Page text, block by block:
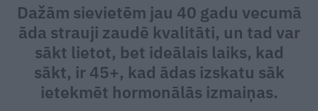
Dažām sievietēm jau 40 gadu vecumā
āda strauji zaudē kvalitāti, un tad var
sākt lietot, bet ideālais laiks, kad
sākt, ir 45+, kad ādas izskatu sāk
ietekmēt hormonālās izmaiņas.